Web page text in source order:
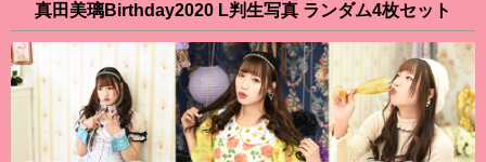
真田美璃Birthday2020 L判生写真 ランダム4枚セット